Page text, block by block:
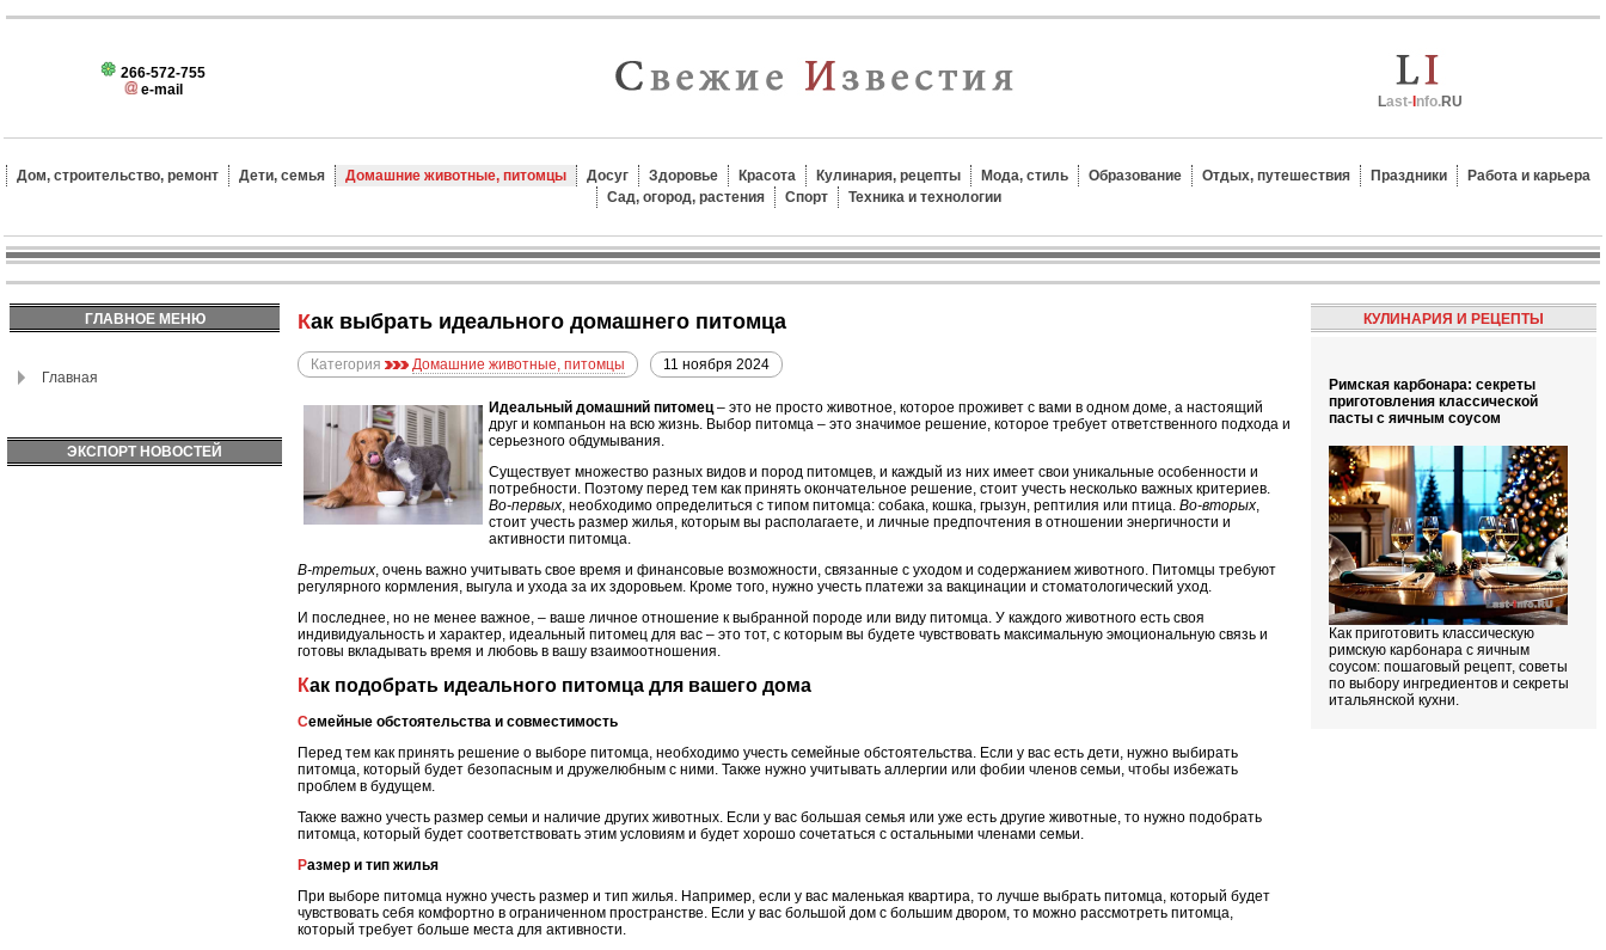
266-572-755
e-mail
Last- nfo.RU
Дом, строительство, ремонт Дети, семья Домашние животные, питомцы Досуг Здоровье Красота Кулинария, рецепты Мода, стиль Образование Отдых, путешествия Праздники
Работа и карьера
Сад, огород, растения
Спорт Техника и технологии
ГЛАВНОЕ МЕНЮ
Главная
ЭКСПОРТ НОВОСТЕЙ
Как выбрать идеального домашнего питомца
Категория Домашние животные, питомцы 11 ноября 2024
Идеальный домашний питомец– это не просто животное, которое проживет с вами в одном доме, а настоящий
друг и компаньон на всю жизнь. Выбор питомца – это значимое решение, которое требует ответственного подхода и
серьезного обдумывания.
Существует множество разных видов и пород питомцев, и каждый из них имеет свои уникальные особенности и
потребности. Поэтому перед тем как принять окончательное решение, стоит учесть несколько важных критериев.
Во-первых, необходимо определиться с типом питомца: собака, кошка, грызун, рептилия или птица. Во-вторых,
стоит учесть размер жилья, которым вы располагаете, и личные предпочтения в отношении энергичности и
активности питомца.
В-третьих, очень важно учитывать свое время и финансовые возможности, связанные с уходом и содержанием животного. Питомцы требуют
регулярного кормления, выгула и ухода за их здоровьем. Кроме того, нужно учесть платежи за вакцинации и стоматологический уход.
И последнее, но не менее важное, – ваше личное отношение к выбранной породе или виду питомца. У каждого животного есть своя
индивидуальность и характер, идеальный питомец для вас – это тот, с которым вы будете чувствовать максимальную эмоциональную связь и
готовы вкладывать время и любовь в вашу взаимоотношения.
Как подобрать идеального питомца для вашего дома
Семейные обстоятельства и совместимость
Перед тем как принять решение о выборе питомца, необходимо учесть семейные обстоятельства. Если у вас есть дети, нужно выбирать
питомца, который будет безопасным и дружелюбным с ними. Также нужно учитывать аллергии или фобии членов семьи, чтобы избежать
проблем в будущем.
Также важно учесть размер семьи и наличие других животных. Если у вас большая семья или уже есть другие животные, то нужно подобрать
питомца, который будет соответствовать этим условиям и будет хорошо сочетаться с остальными членами семьи.
Размер и тип жилья
При выборе питомца нужно учесть размер и тип жилья. Например, если у вас маленькая квартира, то лучше выбрать питомца, который будет
чувствовать себя комфортно в ограниченном пространстве. Если у вас большой дом с большим двором, то можно рассмотреть питомца,
который требует больше места для активности.
КУЛИНАРИЯ И РЕЦЕПТЫ
Римская карбонара: секреты
приготовления классической
пасты с яичным соусом
Как приготовить классическую
римскую карбонара с яичным
соусом: пошаговый рецепт, советы
по выбору ингредиентов и секреты
итальянской кухни.